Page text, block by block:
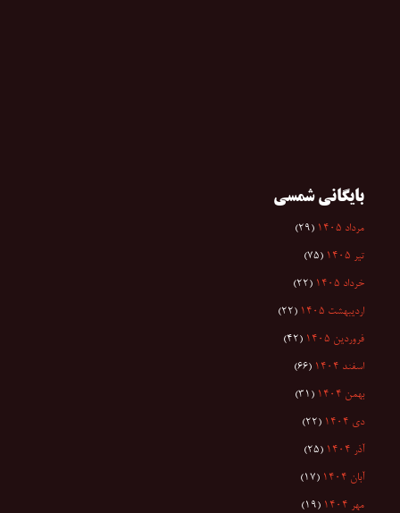
بایگانی شمسی
مرداد ۱۴۰۵ (۲۹)
تیر ۱۴۰۵ (۷۵)
خرداد ۱۴۰۵ (۲۲)
اردیبهشت ۱۴۰۵ (۲۲)
فروردین ۱۴۰۵ (۴۲)
اسفند ۱۴۰۴ (۶۶)
بهمن ۱۴۰۴ (۳۱)
دی ۱۴۰۴ (۲۲)
آذر ۱۴۰۴ (۲۵)
آبان ۱۴۰۴ (۱۷)
مهر ۱۴۰۴ (۱۹)